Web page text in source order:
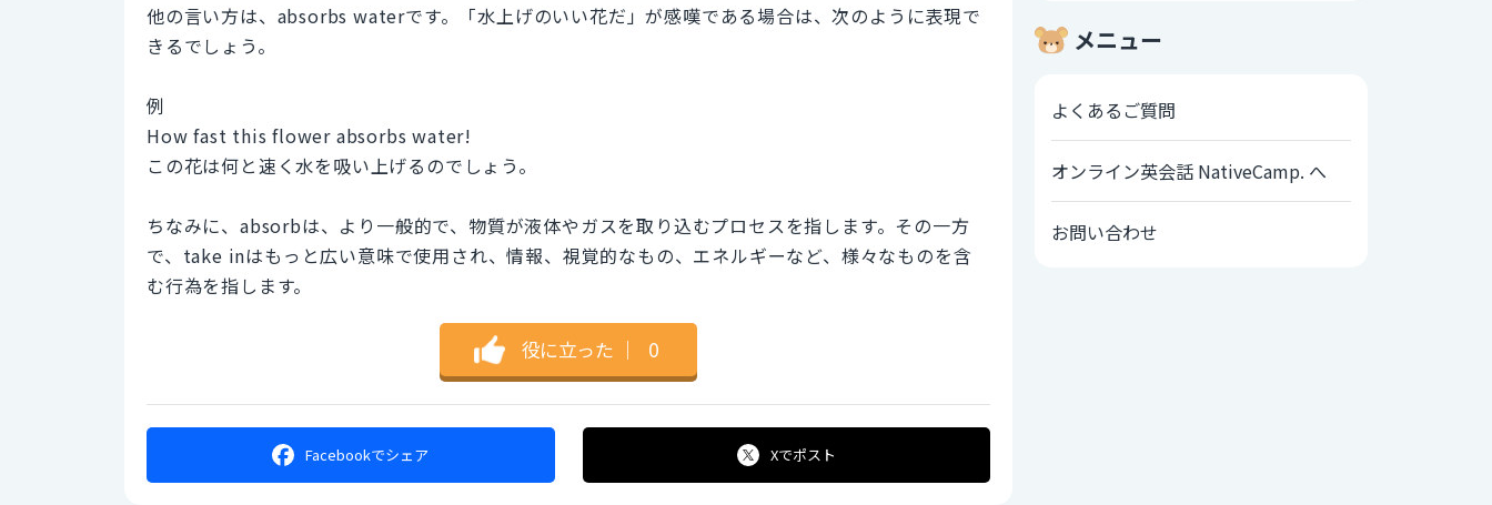
他の言い方は、absorbs waterです。「水上げのいい花だ」が感嘆である場合は、次のように表現で
きるでしょう。
例
How fast this flower absorbs water!
この花は何と速く水を吸い上げるのでしょう。
ちなみに、absorbは、より一般的で、物質が液体やガスを取り込むプロセスを指します。その一方
で、take inはもっと広い意味で使用され、情報、視覚的なもの、エネルギーなど、様々なものを含
む行為を指します。
役に立った ｜ 0
Facebookでシェア Xでポスト
メニュー
よくあるご質問
オンライン英会話 NativeCamp. へ
お問い合わせ